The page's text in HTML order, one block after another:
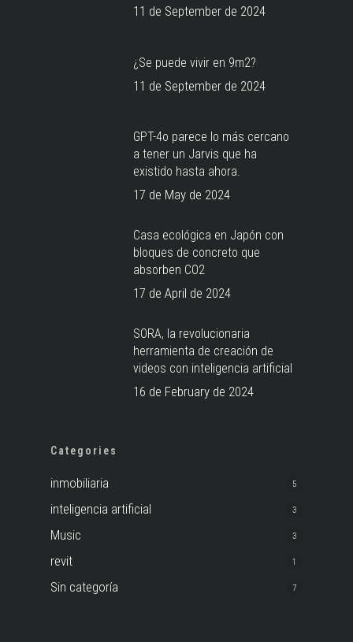
11 de September de 2024
¿Se puede vivir en 9m2?
11 de September de 2024
GPT-4o parece lo más cercano
a tener un Jarvis que ha
existido hasta ahora.
17 de May de 2024
Casa ecológica en Japón con
bloques de concreto que
absorben CO2
17 de April de 2024
SORA, la revolucionaria
herramienta de creación de
videos con inteligencia artificial
16 de February de 2024
Categories
inmobiliaria 5
inteligencia artificial 3
Music 3
revit 1
Sin categoría 7